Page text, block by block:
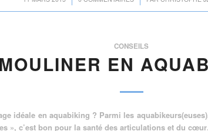
CONSEILS
MOULINER EN
idéale en aquabiking ? Parmi les
», c’est bon pour la santé des articulations et du